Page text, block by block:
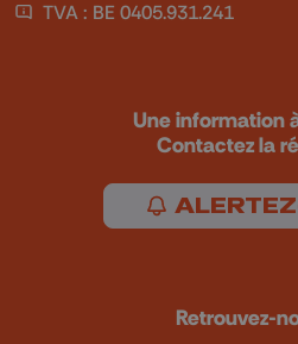
TVA : BE 0405.931.241
Une information
Contactez la
Retrouvez-